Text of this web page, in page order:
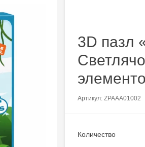
3D пазл
Артикул: ZPAAA01002
Количество